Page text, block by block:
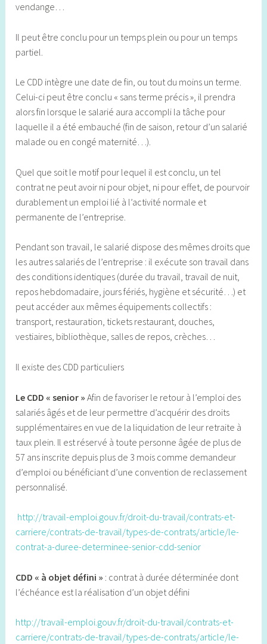
vendange…
Il peut être conclu pour un temps plein ou pour un temps
partiel.
Le CDD intègre une date de fin, ou tout du moins un terme.
Celui-ci peut être conclu « sans terme précis », il prendra
alors fin lorsque le salarié aura accompli la tâche pour
laquelle il a été embauché (fin de saison, retour d’un salarié
malade ou en congé maternité…).
Quel que soit le motif pour lequel il est conclu, un tel
contrat ne peut avoir ni pour objet, ni pour effet, de pourvoir
durablement un emploi lié à l’activité normale et
permanente de l’entreprise.
Pendant son travail, le salarié dispose des mêmes droits que
les autres salariés de l’entreprise : il exécute son travail dans
des conditions identiques (durée du travail, travail de nuit,
repos hebdomadaire, jours fériés, hygiène et sécurité…) et
peut accéder aux mêmes équipements collectifs :
transport, restauration, tickets restaurant, douches,
vestiaires, bibliothèque, salles de repos, crèches…
Il existe des CDD particuliers
Le CDD « senior » Afin de favoriser le retour à l’emploi des
salariés âgés et de leur permettre d’acquérir des droits
supplémentaires en vue de la liquidation de leur retraite à
taux plein. Il est réservé à toute personne âgée de plus de
57 ans inscrite depuis plus de 3 mois comme demandeur
d’emploi ou bénéficiant d’une convention de reclassement
personnalisé.
http://travail-emploi.gouv.fr/droit-du-travail/contrats-et-
carriere/contrats-de-travail/types-de-contrats/article/le-
contrat-a-duree-determinee-senior-cdd-senior
CDD « à objet défini » : contrat à durée déterminée dont
l’échéance est la réalisation d’un objet défini
http://travail-emploi.gouv.fr/droit-du-travail/contrats-et-
carriere/contrats-de-travail/types-de-contrats/article/le-